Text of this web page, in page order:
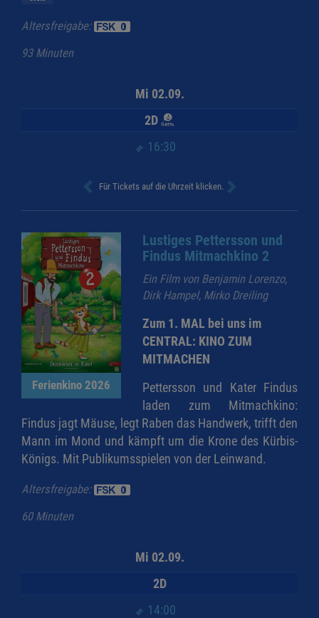
Altersfreigabe:
93 Minuten
Mi 02.09.
2D
16:30
Für Tickets auf die Uhrzeit klicken.
Ferienkino 2026
Lustiges Pettersson und
Findus Mitmachkino 2
Ein Film von Benjamin Lorenzo,
Dirk Hampel, Mirko Dreiling
Zum 1. MAL bei uns im
CENTRAL: KINO ZUM
MITMACHEN
Pettersson und Kater Findus
laden zum Mitmachkino:
Findus jagt Mäuse, legt Raben das Handwerk, trifft den
Mann im Mond und kämpft um die Krone des Kürbis-
Königs. Mit Publikumsspielen von der Leinwand.
Altersfreigabe:
60 Minuten
Mi 02.09.
2D
14:00